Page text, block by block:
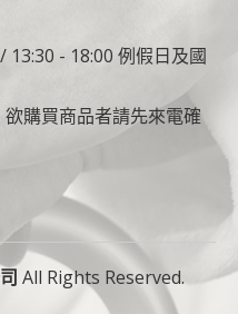
13:30 - 18:00 例假日及國
購買商品者請先來電確
All Rights Reserved.